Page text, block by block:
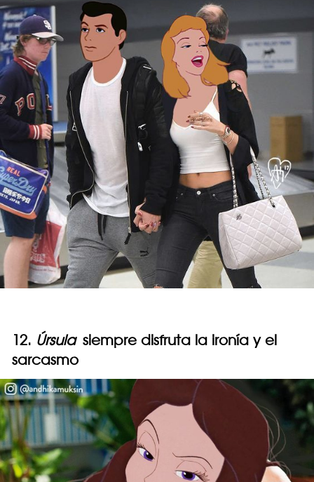
12. Úrsula siempre disfruta la ironía y el
sarcasmo